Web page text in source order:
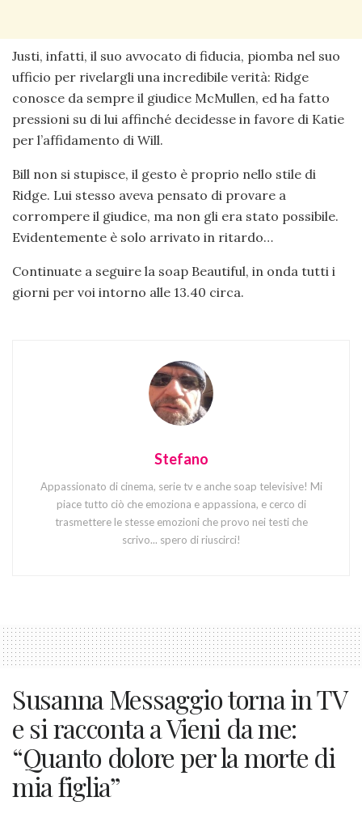
Justi, infatti, il suo avvocato di fiducia, piomba nel suo
ufficio per rivelargli una incredibile verità: Ridge
conosce da sempre il giudice McMullen, ed ha fatto
pressioni su di lui affinché decidesse in favore di Katie
per l’affidamento di Will.
Bill non si stupisce, il gesto è proprio nello stile di
Ridge. Lui stesso aveva pensato di provare a
corrompere il giudice, ma non gli era stato possibile.
Evidentemente è solo arrivato in ritardo…
Continuate a seguire la soap Beautiful, in onda tutti i
giorni per voi intorno alle 13.40 circa.
Stefano
Appassionato di cinema, serie tv e anche soap televisive! Mi
piace tutto ciò che emoziona e appassiona, e cerco di
trasmettere le stesse emozioni che provo nei testi che
scrivo... spero di riuscirci!
Susanna Messaggio torna in TV
e si racconta a Vieni da me:
“Quanto dolore per la morte di
mia figlia”